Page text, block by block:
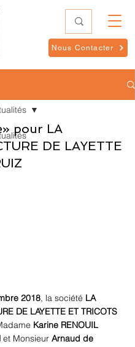
Nous Contacter
pour LA
DE LAYETTE
2018, la société LA
DE LAYETTE ET TRICOTS
Karine RENOUIL
et Monsieur Arnaud de